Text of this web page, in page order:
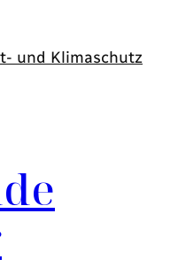
und Klimaschutz